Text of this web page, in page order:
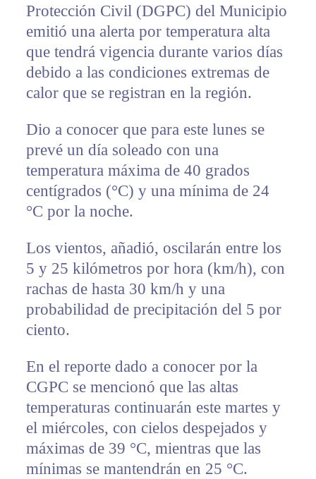
Protección Civil (DGPC) del Municipio
emitió una alerta por temperatura alta
que tendrá vigencia durante varios días
debido a las condiciones extremas de
calor que se registran en la región.
Dio a conocer que para este lunes se
prevé un día soleado con una
temperatura máxima de 40 grados
centígrados (°C) y una mínima de 24
°C por la noche.
Los vientos, añadió, oscilarán entre los
5 y 25 kilómetros por hora (km/h), con
rachas de hasta 30 km/h y una
probabilidad de precipitación del 5 por
ciento.
En el reporte dado a conocer por la
CGPC se mencionó que las altas
temperaturas continuarán este martes y
el miércoles, con cielos despejados y
máximas de 39 °C, mientras que las
mínimas se mantendrán en 25 °C.